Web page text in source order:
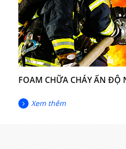
FOAM CHỮA CHÁY ẤN ĐỘ
Xem thêm